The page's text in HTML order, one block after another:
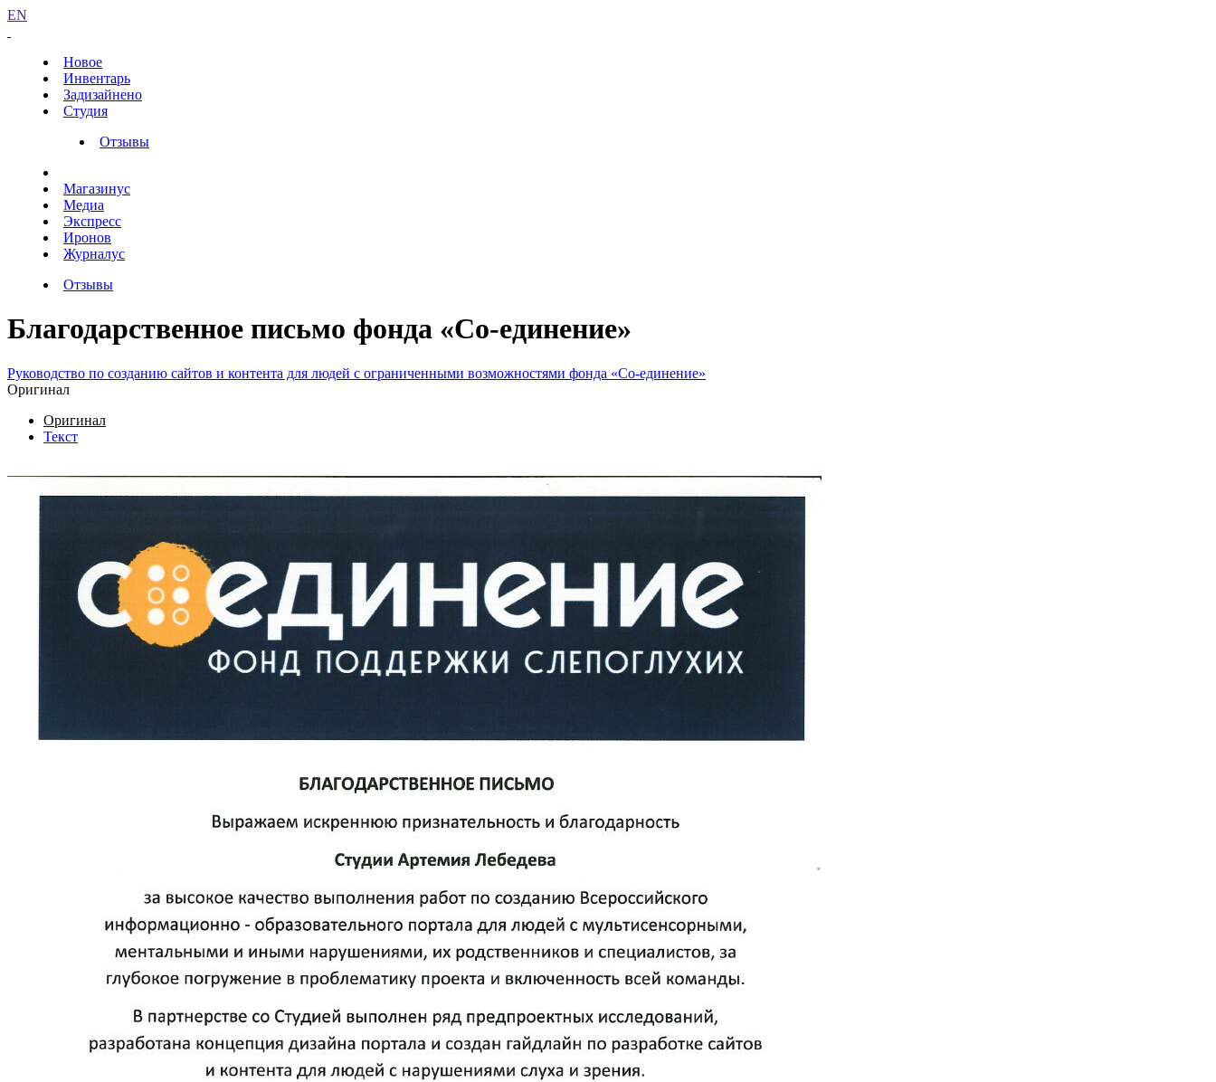
EN
Новое
Инвентарь
Задизайнено
Студия
Отзывы
Магазинус
Медиа
Экспресс
Иронов
Журналус
Отзывы
Благодарственное письмо фонда «Со-единение»
Руководство по созданию сайтов и контента для людей с ограниченными возможностями фонда «Со-единение»
Оригинал
Оригинал
Текст